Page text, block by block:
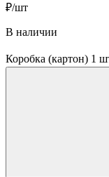
₽/шт
В наличии
Коробка (картон) 1